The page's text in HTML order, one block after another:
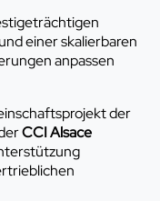
einer skalierbaren
anpassen
der
CCI Alsace